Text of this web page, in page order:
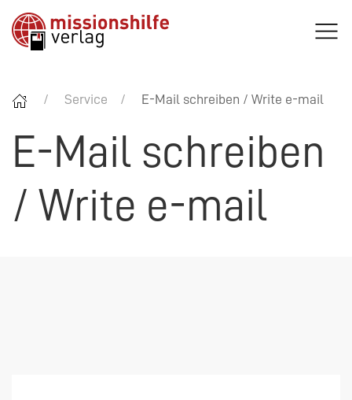
Service E-Mail schreiben / Write e-mail
E-Mail schreiben
/ Write e-mail